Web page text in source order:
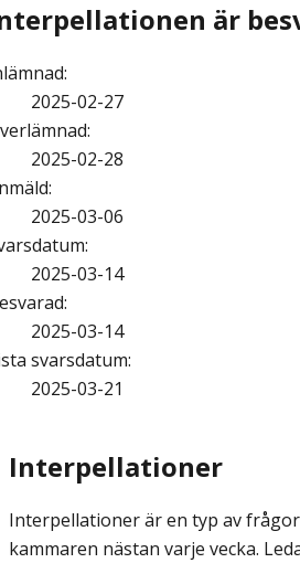
är
:
2025-02-27
:
2025-02-28
:
2025-03-06
:
2025-03-14
:
2025-03-14
svarsdatum:
2025-03-21
Interpellationer
Interpellationer är en typ av
kammaren nästan varje vecka.